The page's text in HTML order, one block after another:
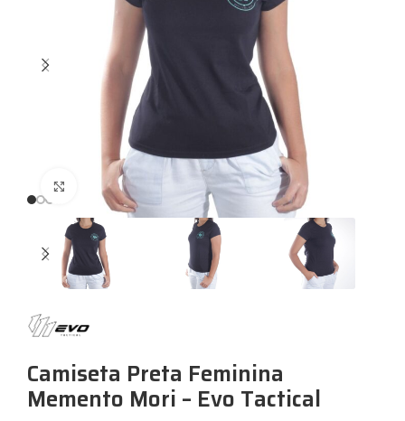
Expandir
Camiseta Preta Feminina
Memento Mori – Evo Tactical